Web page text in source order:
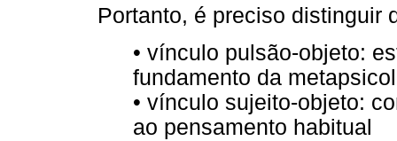
Portanto, é preciso distinguir
• vínculo pulsão-objeto:
fundamento da
• vínculo sujeito-objeto:
ao pensamento habitual